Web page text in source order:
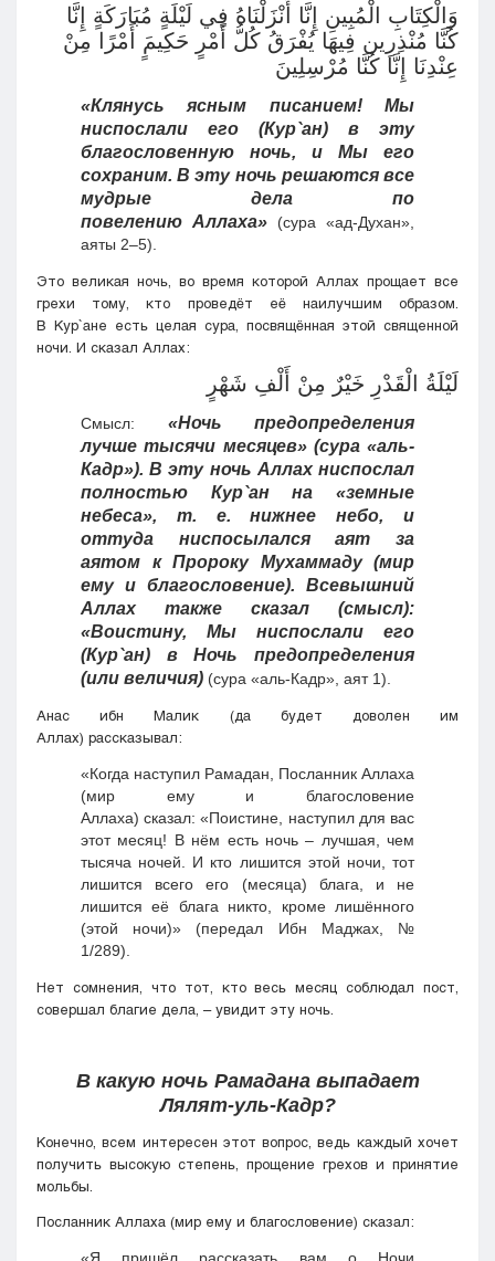
وَالْكِتَابِ الْمُبِينِ إِنَّا أَنْزَلْنَاهُ فِي لَيْلَةٍ مُبَارَكَةٍ إِنَّا
كُنَّا مُنْذِرِين فِيهَا يُفْرَقُ كُلُّ أَمْرٍ حَكِيمٍَ أَمْرًا مِنْ
عِنْدِنَا إِنَّا كُنَّا مُرْسِلِينَ
«Клянусь ясным писанием! Мы
ниспослали его (Кyр`ан) в эту
благословенную ночь, и Мы его
сохраним. В эту ночь решаются все
мудрые дела по
повелению Аллаха»
(сура «ад-Духан»,
аяты 2–5).
Это великая ночь, во время которой Аллах прощает все
грехи тому, кто проведёт её наилучшим образом.
В Кyр`ане есть целая сура, посвящённая этой священной
ночи. И сказал Аллах:
لَيْلَةُ الْقَدْرِ خَيْرٌ مِنْ أَلْفِ شَهْرٍ
Смысл: «Ночь предопределения
лучше тысячи месяцев» (сура «аль-
Кадр»). В эту ночь Аллах ниспослал
полностью Кyр`ан на «земные
небеса», т. е. нижнее небо, и
оттуда ниспосылался аят за
аятом к Пророку Мухаммаду (мир
ему и благословение). Всевышний
Аллах также сказал (смысл):
«Воистину, Мы ниспослали его
(Кyр`ан) в Ночь предопределения
(или величия) (сура «аль-Кадр», аят 1).
Анас ибн Малик (да будет доволен им
Аллах) рассказывал:
«Когда наступил Рамадан, Посланник Аллаха
(мир ему и благословение
Аллаха) сказал: «Поистине, наступил для вас
этот месяц! В нём есть ночь – лучшая, чем
тысяча ночей. И кто лишится этой ночи, тот
лишится всего его (месяца) блага, и не
лишится её блага никто, кроме лишённого
(этой ночи)» (передал Ибн Маджах, №
1/289).
Нет сомнения, что тот, кто весь месяц соблюдал пост,
совершал благие дела, – увидит эту ночь.
В какую ночь Рамадана выпадает
Лялят-уль-Кадр?
Конечно, всем интересен этот вопрос, ведь каждый хочет
получить высокую степень, прощение грехов и принятие
мольбы.
Посланник Аллаха (мир ему и благословение) сказал: